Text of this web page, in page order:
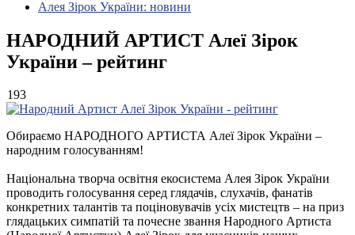
Алея Зірок України: новини
НАРОДНИЙ АРТИСТ Алеї Зірок
України – рейтинг
193
Обираємо НАРОДНОГО АРТИСТА Алеї Зірок України –
народним голосуванням!
Національна творча освітня екосистема Алея Зірок України
проводить голосування серед глядачів, слухачів, фанатів
конкретних талантів та поціновувачів усіх мистецтв – на приз
глядацьких симпатій та почесне звання Народного Артиста